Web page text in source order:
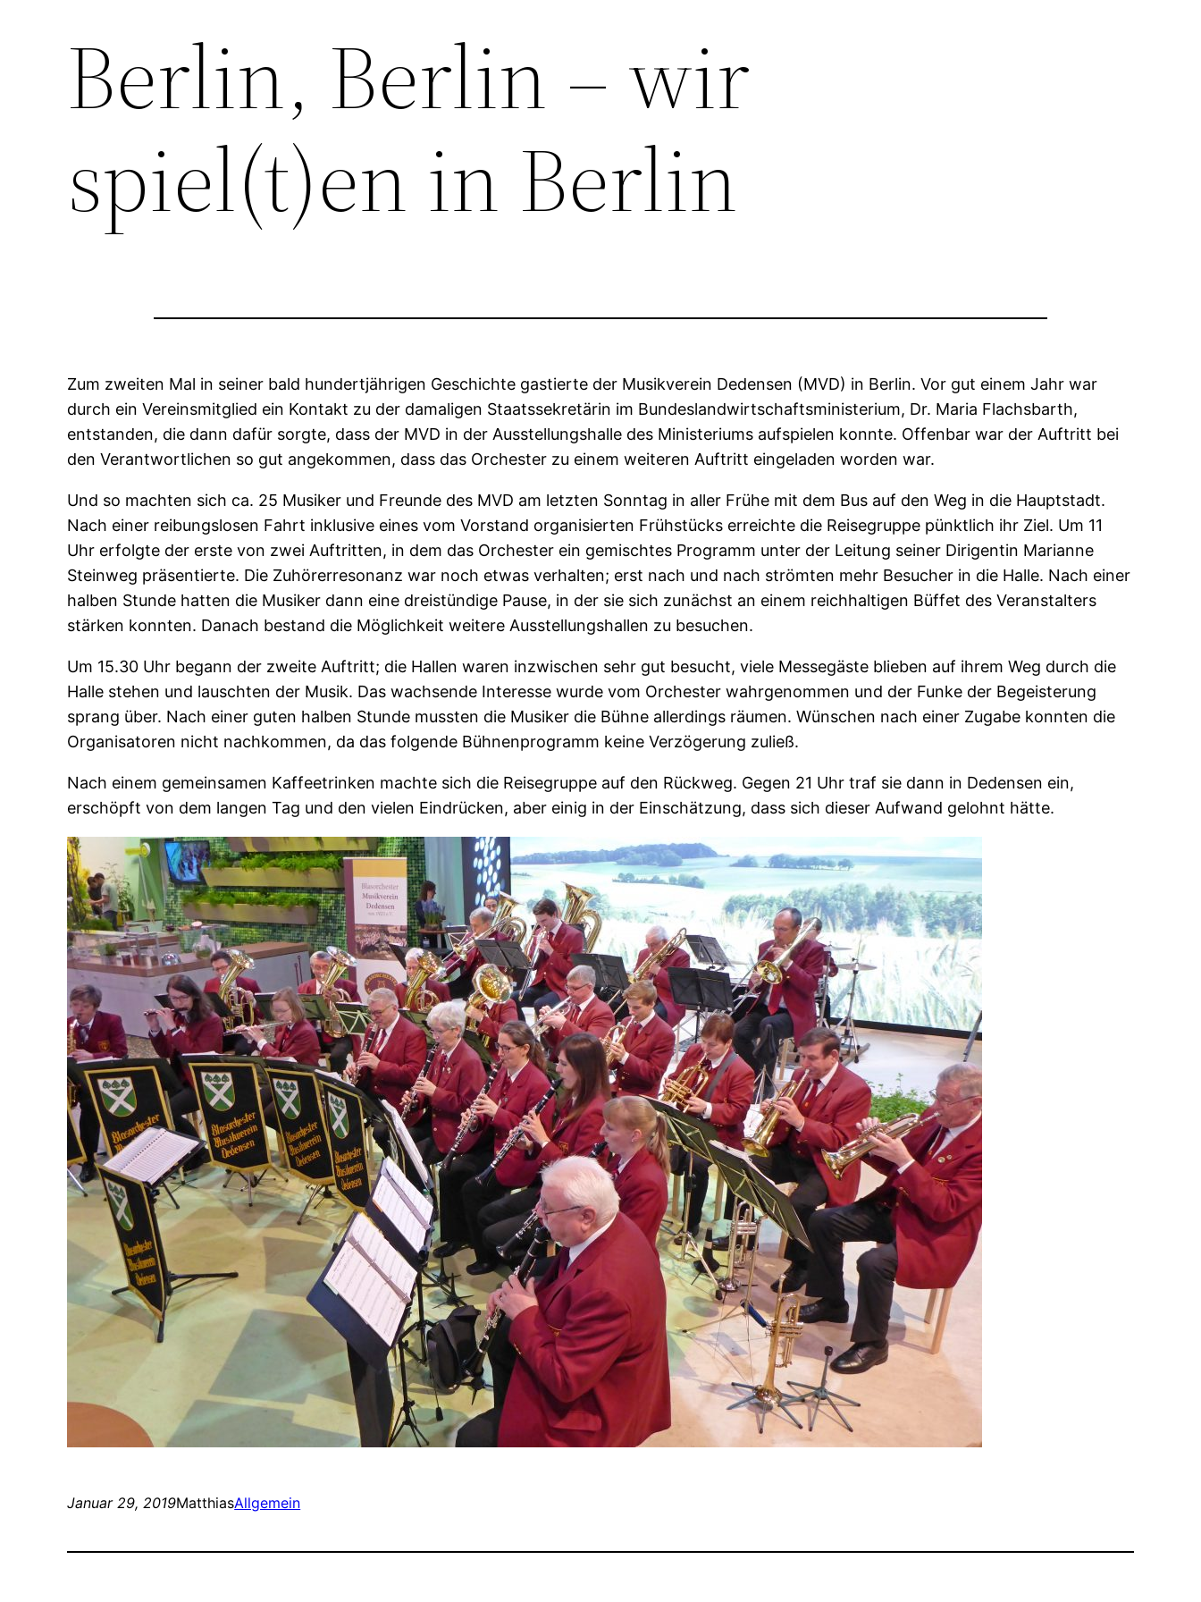
Berlin, Berlin – wir
spiel(t)en in Berlin
Zum zweiten Mal in seiner bald hundertjährigen Geschichte gastierte der Musikverein Dedensen (MVD) in Berlin. Vor gut einem Jahr war
durch ein Vereinsmitglied ein Kontakt zu der damaligen Staatssekretärin im Bundeslandwirtschaftsministerium, Dr. Maria Flachsbarth,
entstanden, die dann dafür sorgte, dass der MVD in der Ausstellungshalle des Ministeriums aufspielen konnte. Offenbar war der Auftritt bei
den Verantwortlichen so gut angekommen, dass das Orchester zu einem weiteren Auftritt eingeladen worden war.
Und so machten sich ca. 25 Musiker und Freunde des MVD am letzten Sonntag in aller Frühe mit dem Bus auf den Weg in die Hauptstadt.
Nach einer reibungslosen Fahrt inklusive eines vom Vorstand organisierten Frühstücks erreichte die Reisegruppe pünktlich ihr Ziel. Um 11
Uhr erfolgte der erste von zwei Auftritten, in dem das Orchester ein gemischtes Programm unter der Leitung seiner Dirigentin Marianne
Steinweg präsentierte. Die Zuhörerresonanz war noch etwas verhalten; erst nach und nach strömten mehr Besucher in die Halle. Nach einer
halben Stunde hatten die Musiker dann eine dreistündige Pause, in der sie sich zunächst an einem reichhaltigen Büffet des Veranstalters
stärken konnten. Danach bestand die Möglichkeit weitere Ausstellungshallen zu besuchen.
Um 15.30 Uhr begann der zweite Auftritt; die Hallen waren inzwischen sehr gut besucht, viele Messegäste blieben auf ihrem Weg durch die
Halle stehen und lauschten der Musik. Das wachsende Interesse wurde vom Orchester wahrgenommen und der Funke der Begeisterung
sprang über. Nach einer guten halben Stunde mussten die Musiker die Bühne allerdings räumen. Wünschen nach einer Zugabe konnten die
Organisatoren nicht nachkommen, da das folgende Bühnenprogramm keine Verzögerung zuließ.
Nach einem gemeinsamen Kaffeetrinken machte sich die Reisegruppe auf den Rückweg. Gegen 21 Uhr traf sie dann in Dedensen ein,
erschöpft von dem langen Tag und den vielen Eindrücken, aber einig in der Einschätzung, dass sich dieser Aufwand gelohnt hätte.
Januar 29, 2019MatthiasAllgemein